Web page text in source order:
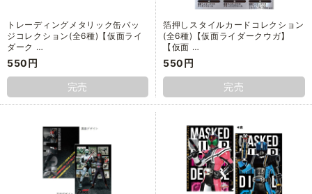
トレーディングメタリック缶バッ
ジコレクション(全6種)【仮面ライ
ダーク …
550円
完売
箔押しスタイルカードコレクション
(全6種)【仮面ライダークウガ】
【仮面 …
550円
完売